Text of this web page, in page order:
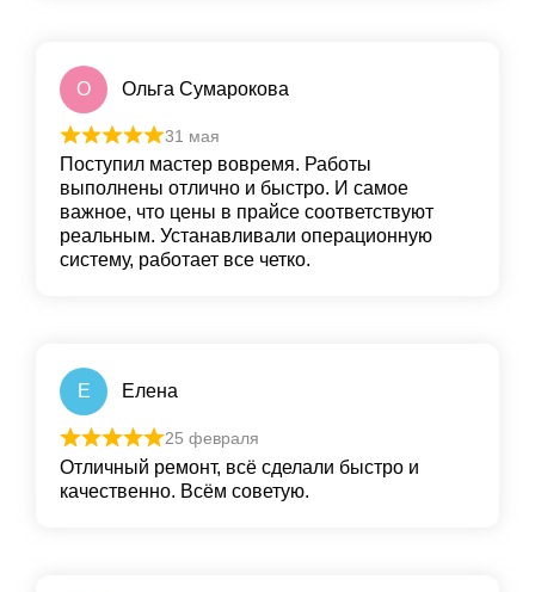
О Ольга Сумарокова
31 мая
Поступил мастер вовремя. Работы
выполнены отлично и быстро. И самое
важное, что цены в прайсе соответствуют
реальным. Устанавливали операционную
систему, работает все четко.
Е Елена
25 февраля
Отличный ремонт, всё сделали быстро и
качественно. Всём советую.